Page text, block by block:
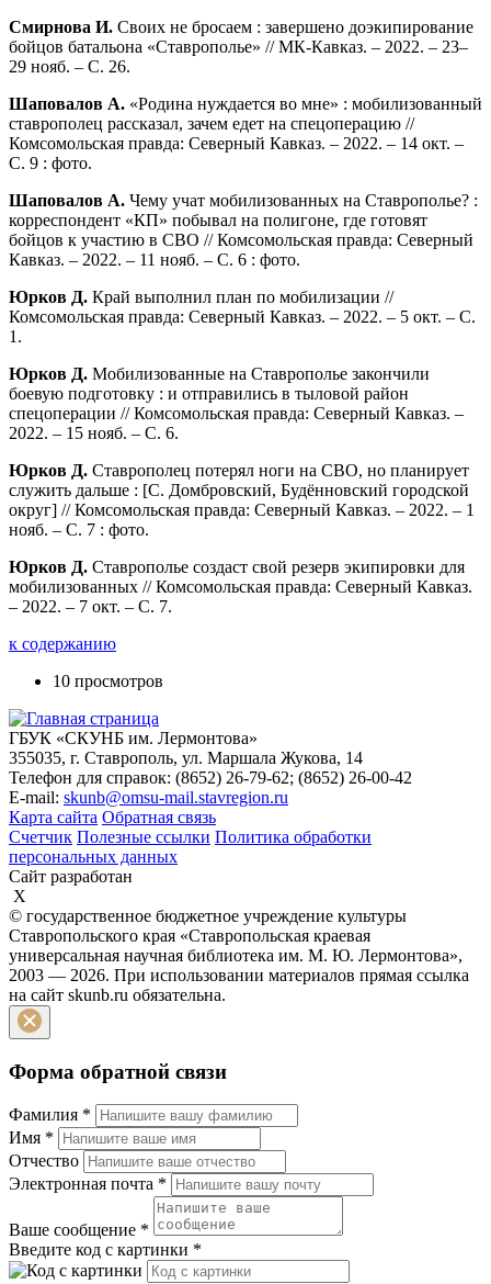
Смирнова И. Своих не бросаем : завершено доэкипирование
бойцов батальона «Ставрополье» // МК-Кавказ. – 2022. – 23–
29 нояб. – С. 26.
Шаповалов А. «Родина нуждается во мне» : мобилизованный
ставрополец рассказал, зачем едет на спецоперацию //
Комсомольская правда: Северный Кавказ. – 2022. – 14 окт. –
С. 9 : фото.
Шаповалов А. Чему учат мобилизованных на Ставрополье? :
корреспондент «КП» побывал на полигоне, где готовят
бойцов к участию в СВО // Комсомольская правда: Северный
Кавказ. – 2022. – 11 нояб. – С. 6 : фото.
Юрков Д. Край выполнил план по мобилизации //
Комсомольская правда: Северный Кавказ. – 2022. – 5 окт. – С.
1.
Юрков Д. Мобилизованные на Ставрополье закончили
боевую подготовку : и отправились в тыловой район
спецоперации // Комсомольская правда: Северный Кавказ. –
2022. – 15 нояб. – С. 6.
Юрков Д. Ставрополец потерял ноги на СВО, но планирует
служить дальше : [С. Домбровский, Будённовский городской
округ] // Комсомольская правда: Северный Кавказ. – 2022. – 1
нояб. – С. 7 : фото.
Юрков Д. Ставрополье создаст свой резерв экипировки для
мобилизованных // Комсомольская правда: Северный Кавказ.
– 2022. – 7 окт. – С. 7.
к содержанию
10 просмотров
ГБУК «СКУНБ им. Лермонтова»
355035, г. Ставрополь, ул. Маршала Жукова, 14
Телефон для справок: (8652) 26-79-62; (8652) 26-00-42
E-mail: skunb@omsu-mail.stavregion.ru
Карта сайта Обратная связь
Счетчик Полезные ссылки Политика обработки
персональных данных
Сайт разработан
X
© государственное бюджетное учреждение культуры
Ставропольского края «Ставропольская краевая
универсальная научная библиотека им. М. Ю. Лермонтова»,
2003 — 2026. При использовании материалов прямая ссылка
на сайт skunb.ru обязательна.
Форма обратной связи
Фамилия *
Имя *
Отчество
Электронная почта *
Ваше сообщение *
Введите код с картинки *